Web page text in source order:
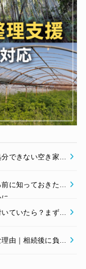
できない空き家の
に知っておきたい
ていたら？まず確
由｜相続後に負動